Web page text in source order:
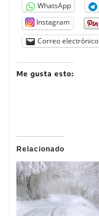
WhatsApp
Instagram
Correo electrónico
Me gusta esto:
Relacionado